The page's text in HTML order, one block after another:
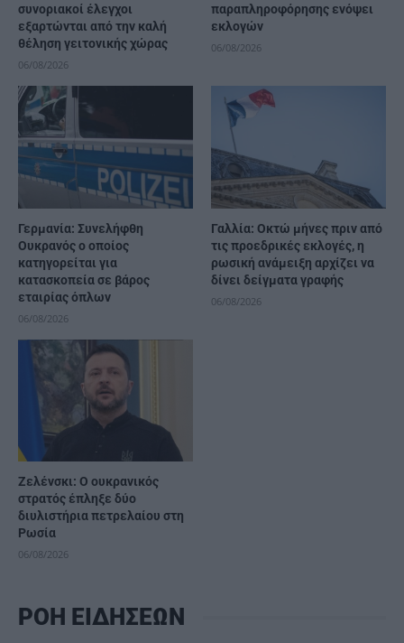
συνοριακοί έλεγχοι
εξαρτώνται από την καλή
θέληση γειτονικής χώρας
06/08/2026
παραπληροφόρησης ενόψει
εκλογών
06/08/2026
Γερμανία: Συνελήφθη
Ουκρανός ο οποίος
κατηγορείται για
κατασκοπεία σε βάρος
εταιρίας όπλων
06/08/2026
Γαλλία: Οκτώ μήνες πριν από
τις προεδρικές εκλογές, η
ρωσική ανάμειξη αρχίζει να
δίνει δείγματα γραφής
06/08/2026
Ζελένσκι: Ο ουκρανικός
στρατός έπληξε δύο
διυλιστήρια πετρελαίου στη
Ρωσία
06/08/2026
ΡΟΗ ΕΙΔΗΣΕΩΝ